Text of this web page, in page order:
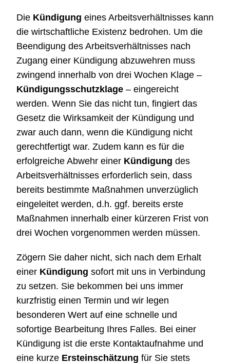
Die Kündigung eines Arbeitsverhältnisses kann
die wirtschaftliche Existenz bedrohen. Um die
Beendigung des Arbeitsverhältnisses nach
Zugang einer Kündigung abzuwehren muss
zwingend innerhalb von drei Wochen Klage –
Kündigungsschutzklage– eingereicht
werden. Wenn Sie das nicht tun, fingiert das
Gesetz die Wirksamkeit der Kündigung und
zwar auch dann, wenn die Kündigung nicht
gerechtfertigt war. Zudem kann es für die
erfolgreiche Abwehr einer Kündigung des
Arbeitsverhältnisses erforderlich sein, dass
bereits bestimmte Maßnahmen unverzüglich
eingeleitet werden, d.h. ggf. bereits erste
Maßnahmen innerhalb einer kürzeren Frist von
drei Wochen vorgenommen werden müssen.
Zögern Sie daher nicht, sich nach dem Erhalt
einer Kündigung sofort mit uns in Verbindung
zu setzen. Sie bekommen bei uns immer
kurzfristig einen Termin und wir legen
besonderen Wert auf eine schnelle und
sofortige Bearbeitung Ihres Falles. Bei einer
Kündigung ist die erste Kontaktaufnahme und
eine kurze Ersteinschätzung für Sie stets